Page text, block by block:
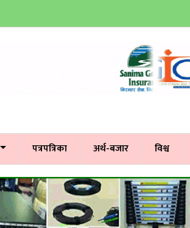
पत्रपत्रिका अर्थ-बजार विश्व